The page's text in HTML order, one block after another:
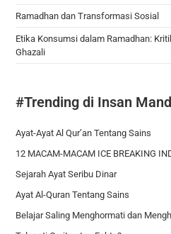
Ramadhan dan Transformasi Sosial
Etika Konsumsi dalam Ramadhan:
Ghazali
#Trending di Insan
Ayat-Ayat Al Qur’an Tentang Sains
12 MACAM-MACAM ICE BREAKING
Sejarah Ayat Seribu Dinar
Ayat Al-Quran Tentang Sains
Belajar Saling Menghormati dan